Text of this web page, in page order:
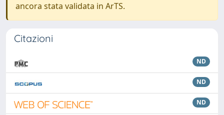
ancora stata validata in ArTS.
Citazioni
ND
ND
ND